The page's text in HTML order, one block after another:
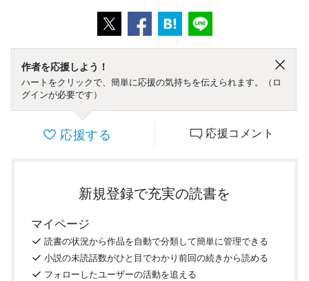
作者を応援しよう！
ハートをクリックで、簡単に応援の気持ちを伝えられます。（ロ
グインが必要です）
応援する 応援コメント
新規登録で充実の読書を
マイページ
読書の状況から作品を自動で分類して簡単に管理できる
小説の未読話数がひと目でわかり前回の続きから読める
フォローしたユーザーの活動を追える